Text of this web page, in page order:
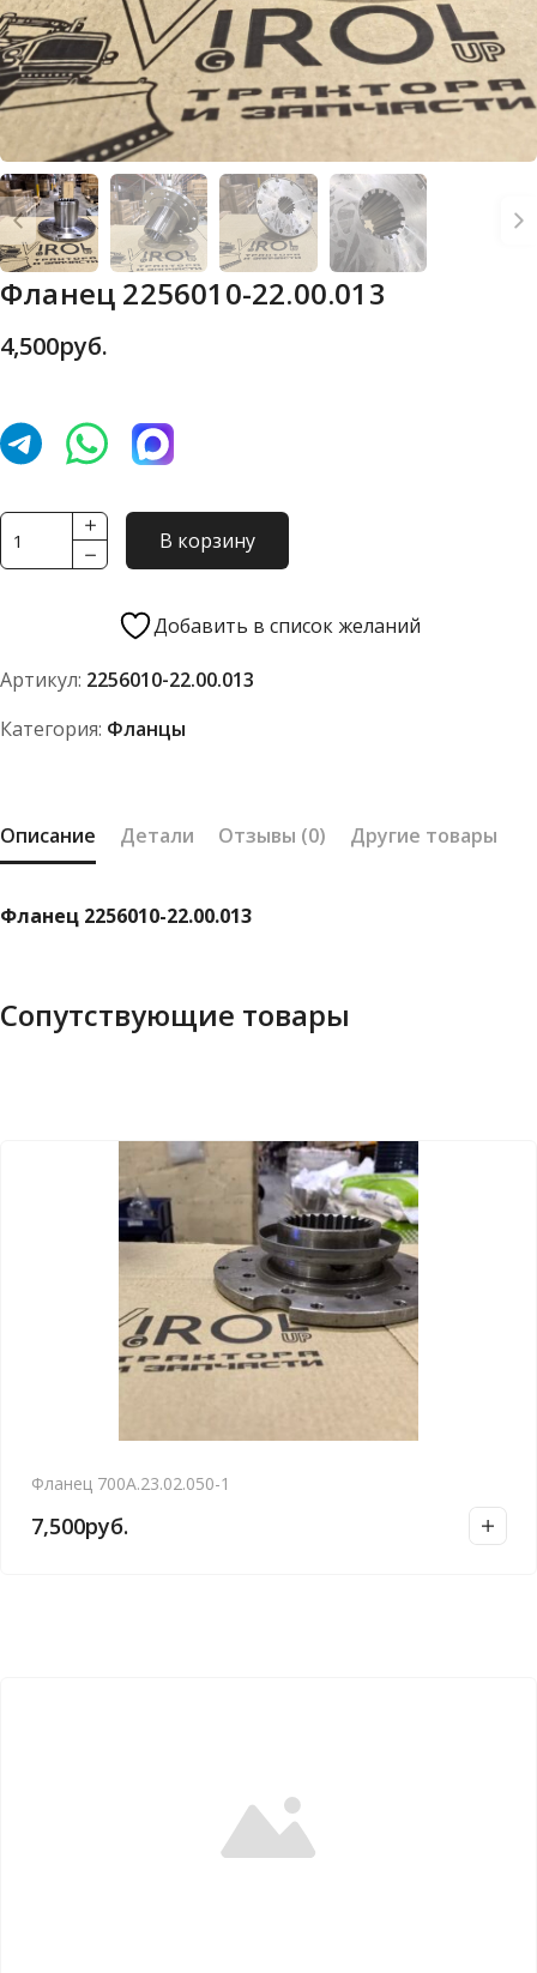
Фланец 2256010-22.00.013
4,500руб.
Количество
товара
В корзину
Добавить в список желаний
Артикул: 2256010-22.00.013
Категория: Фланцы
Описание Детали Отзывы (0) Другие товары
Фланец 2256010-22.00.013
Сопутствующие товары
Фланец 700А.23.02.050-1
7,500руб.